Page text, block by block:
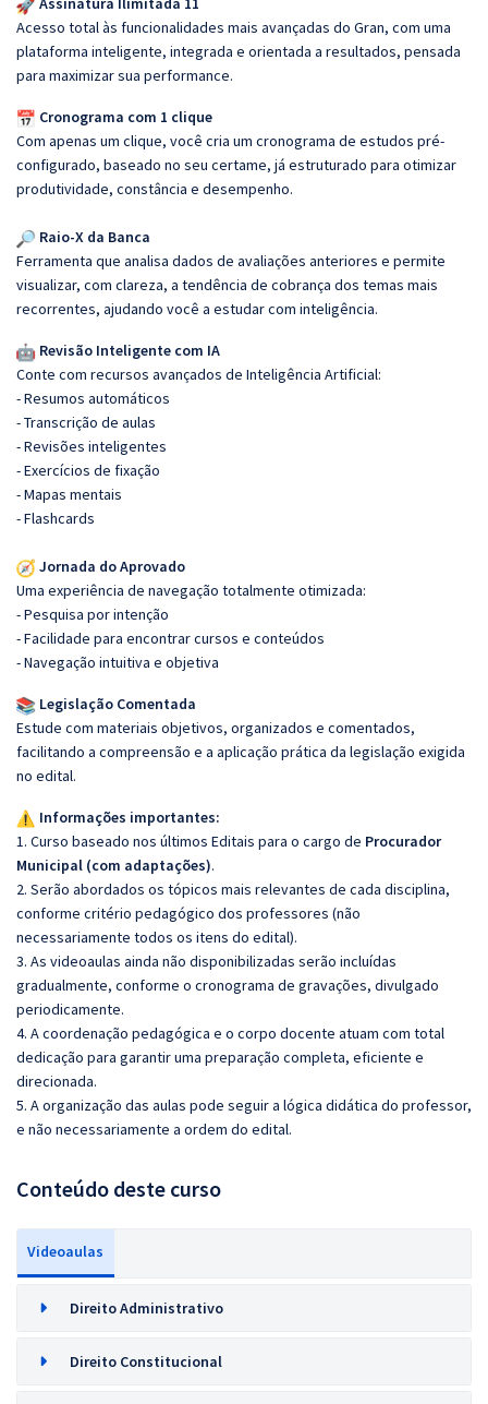
Acesso total às funcionalidades mais avançadas do Gran, com uma
plataforma inteligente, integrada e orientada a resultados, pensada
para maximizar sua performance.
Cronograma com 1 clique
Com apenas um clique, você cria um cronograma de estudos pré-
configurado, baseado no seu certame, já estruturado para otimizar
produtividade, constância e desempenho.
Raio-X da Banca
Ferramenta que analisa dados de avaliações anteriores e permite
visualizar, com clareza, a tendência de cobrança dos temas mais
recorrentes, ajudando você a estudar com inteligência.
Revisão Inteligente com IA
Conte com recursos avançados de Inteligência Artificial:
- Resumos automáticos
- Transcrição de aulas
- Revisões inteligentes
- Exercícios de fixação
- Mapas mentais
- Flashcards
Jornada do Aprovado
Uma experiência de navegação totalmente otimizada:
- Pesquisa por intenção
- Facilidade para encontrar cursos e conteúdos
- Navegação intuitiva e objetiva
Legislação Comentada
Estude com materiais objetivos, organizados e comentados,
facilitando a compreensão e a aplicação prática da legislação exigida
no edital.
Informações importantes:
1. Curso baseado nos últimos Editais para o cargo de Procurador
Municipal (com adaptações).
2. Serão abordados os tópicos mais relevantes de cada disciplina,
conforme critério pedagógico dos professores (não
necessariamente todos os itens do edital).
3. As videoaulas ainda não disponibilizadas serão incluídas
gradualmente, conforme o cronograma de gravações, divulgado
periodicamente.
4. A coordenação pedagógica e o corpo docente atuam com total
dedicação para garantir uma preparação completa, eficiente e
direcionada.
5. A organização das aulas pode seguir a lógica didática do professor,
e não necessariamente a ordem do edital.
Conteúdo deste curso
Videoaulas
Direito Administrativo
Direito Constitucional